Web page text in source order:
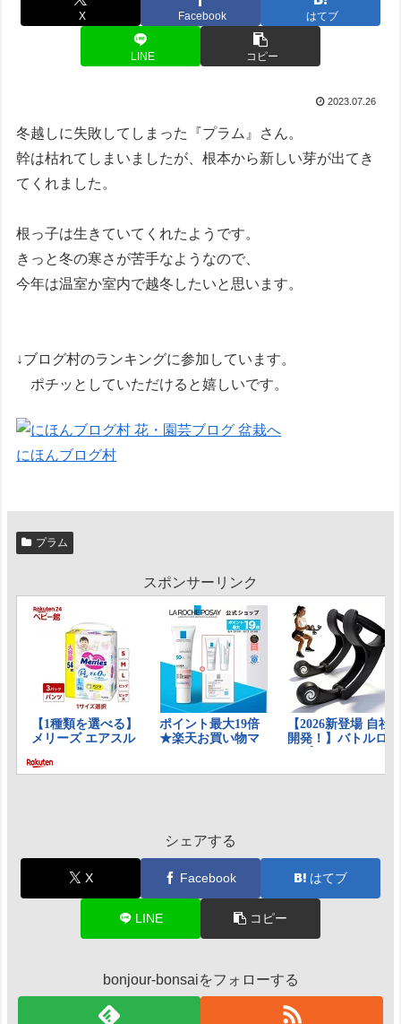
X Facebook はてブ
LINE コピー
2023.07.26
冬越しに失敗してしまった『プラム』さん。
幹は枯れてしまいましたが、根本から新しい芽が出てき
てくれました。
根っ子は生きていてくれたようです。
きっと冬の寒さが苦手なようなので、
今年は温室か室内で越冬したいと思います。
↓ブログ村のランキングに参加しています。
ポチッとしていただけると嬉しいです。
にほんブログ村
プラム
スポンサーリンク
シェアする
X Facebook はてブ
LINE コピー
bonjour-bonsaiをフォローする